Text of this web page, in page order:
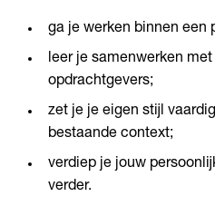
ga je werken binnen een
leer je samenwerken
opdrachtgevers;
zet je je eigen stijl
bestaande context;
verdiep je jouw
verder.